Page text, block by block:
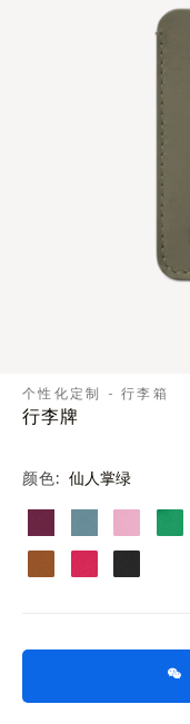
个性化定制 - 行李箱
行李牌
颜色 仙人掌绿